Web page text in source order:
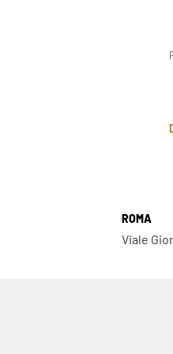
ROMA
Viale